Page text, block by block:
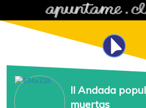
II Andada
muertas